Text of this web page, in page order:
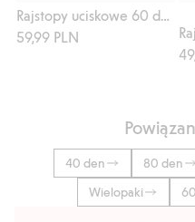
Rajstopy uciskowe 60 den
59,99 PLN
40 den 80 den
Wielopaki